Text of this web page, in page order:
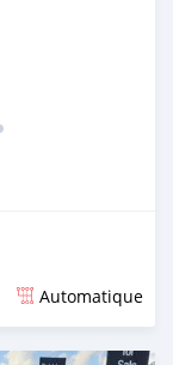
Automatique